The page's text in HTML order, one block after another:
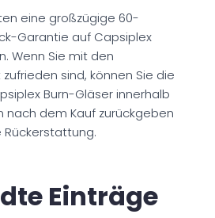
eine großzügige 60-
Garantie auf Capsiplex
Wenn Sie mit den
sind, können Sie die
Burn-Gläser innerhalb
nach dem Kauf zurückgeben
Einträge